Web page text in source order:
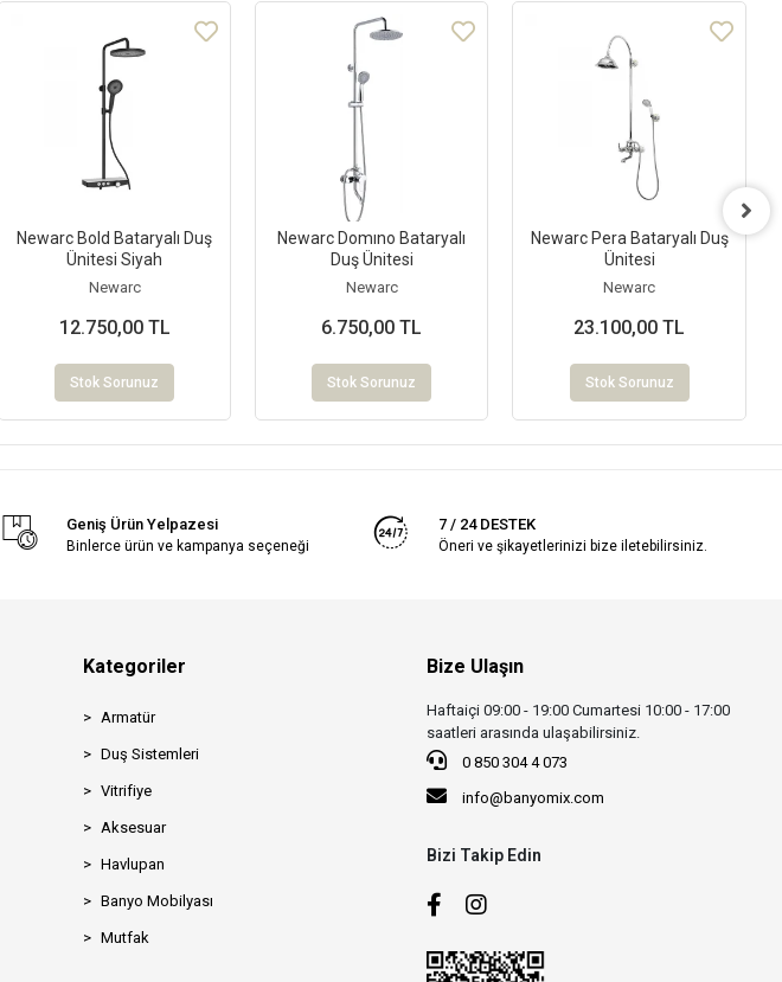
Newarc Bold Bataryalı Duş
Ünitesi Siyah
Newarc
12.750,00 TL
Stok Sorunuz
Newarc Domıno Bataryalı
Duş Ünitesi
Newarc
6.750,00 TL
Stok Sorunuz
Newarc Pera Bataryalı Duş
Ünitesi
Newarc
23.100,00 TL
Stok Sorunuz
Geniş Ürün Yelpazesi
Binlerce ürün ve kampanya seçeneği
7 / 24 DESTEK
Öneri ve şikayetlerinizi bize iletebilirsiniz.
Kategoriler
Armatür
Duş Sistemleri
Vitrifiye
Aksesuar
Havlupan
Banyo Mobilyası
Mutfak
Bize Ulaşın
Haftaiçi 09:00 - 19:00 Cumartesi 10:00 - 17:00
saatleri arasında ulaşabilirsiniz.
0 850 304 4 073
info@banyomix.com
Bizi Takip Edin